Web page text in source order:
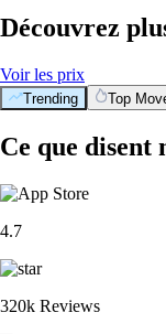
Découvrez
Voir les prix
Trending Top
Ce que disent
4.7
320k Reviews